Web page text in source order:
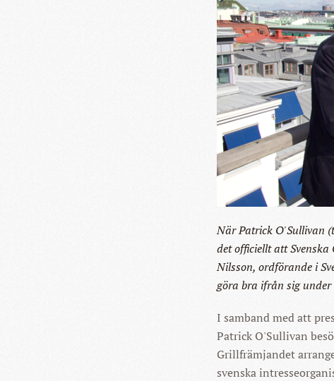
När Patrick O'Sullivan
det officiellt att
Nilsson, ordförande i
göra bra ifrån sig
I samband med att
Patrick O'Sullivan
Grillfrämjandet
svenska